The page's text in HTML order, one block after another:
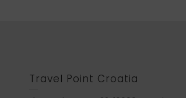
Travel Point Croatia